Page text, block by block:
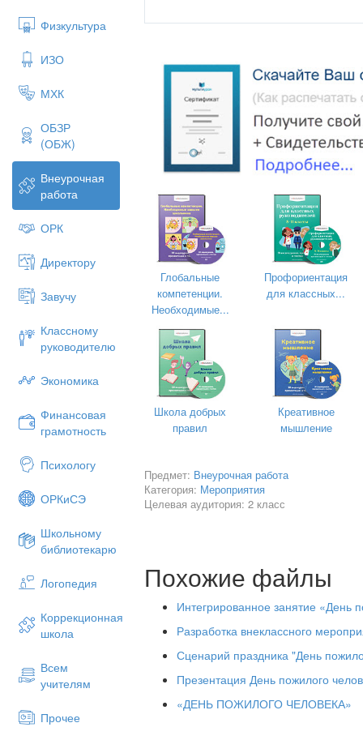
Физкультура
ИЗО
МХК
ОБЗР
(ОБЖ)
Внеурочная
работа
ОРК
Директору
Завучу
Классному
руководителю
Экономика
Финансовая
грамотность
Психологу
ОРКиСЭ
Школьному
библиотекарю
Логопедия
Коррекционная
школа
Всем
учителям
Прочее
2 класс
Классный руководитель:
Цель:воспитывать уважение к
семьи, страны, развивать
пожилых людях
семьи;
Обновлять содержание,
чаепитию.
Подготовительная работа:
а) анкетирование дедушек и бабушек.
Глобальные
компетенции.
Необходимые...
Профориентация
для классных...
Школа добрых
правил
Креативное
мышление
Предмет: Внеурочная работа
Категория: Мероприятия
Целевая аудитория: 2 класс
Похожие файлы
Интегрированное занятие «День
Разработка внеклассного
Сценарий праздника "День
Презентация День пожилого
«ДЕНЬ ПОЖИЛОГО ЧЕЛОВЕКА»